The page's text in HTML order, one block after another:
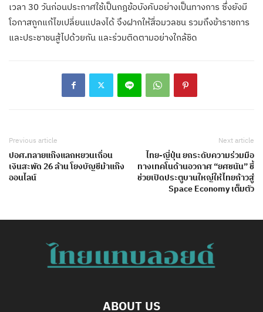
เวลา 30 วันก่อนประกาศใช้เป็นกฎข้อบังคับอย่างเป็นทางการ ซึ่งยังมี
โอกาสถูกแก้ไขเปลี่ยนแปลงได้ จึงฝากให้สื่อมวลชน รวมถึงข้าราชการ
และประชาชนสู้ไปด้วยกัน และร่วมติดตามอย่างใกล้ชิด
Previous article
ปอศ.ทลายแก๊งแลกหยวนเถื่อน
เงินสะพัด 26 ล้าน โยงบัญชีม้าแก๊ง
ออนไลน์
Next article
ไทย-ญี่ปุ่น ยกระดับความร่วมมือ
ทางเทคโนด้านอวกาศ “ยศชนัน” ชี้
ช่วยเปิดประตูบานใหญ่ให้ไทยก้าวสู่
Space Economy เต็มตัว
ABOUT US